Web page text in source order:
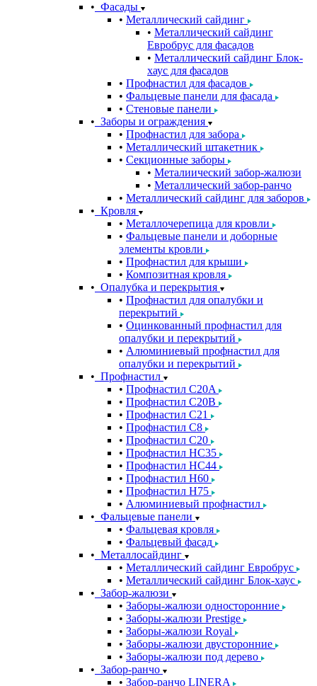
Фасады
Металлический сайдинг
Металлический сайдинг
Евробрус для фасадов
Металлический сайдинг Блок-
хаус для фасадов
Профнастил для фасадов
Фальцевые панели для фасада
Стеновые панели
Заборы и ограждения
Профнастил для забора
Металлический штакетник
Секционные заборы
Металиический забор-жалюзи
Металлический забор-ранчо
Металлический сайдинг для заборов
Кровля
Металлочерепица для кровли
Фальцевые панели и доборные
элементы кровли
Профнастил для крыши
Композитная кровля
Опалубка и перекрытия
Профнастил для опалубки и
перекрытий
Оцинкованный профнастил для
опалубки и перекрытий
Алюминиевый профнастил для
опалубки и перекрытий
Профнастил
Профнастил С20A
Профнастил С20B
Профнастил С21
Профнастил С8
Профнастил С20
Профнастил НС35
Профнастил НС44
Профнастил Н60
Профнастил Н75
Алюминиевый профнастил
Фальцевые панели
Фальцевая кровля
Фальцевый фасад
Металлосайдинг
Металлический сайдинг Евробрус
Металлический сайдинг Блок-хаус
Забор-жалюзи
Заборы-жалюзи односторонние
Заборы-жалюзи Prestige
Заборы-жалюзи Royal
Заборы-жалюзи двусторонние
Заборы-жалюзи под дерево
Забор-ранчо
Забор-ранчо LINERA